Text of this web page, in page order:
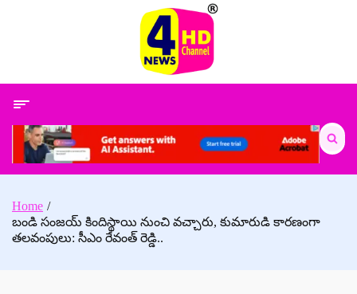
Search
for:
Home
బండి సంజయ్ కిందిస్థాయి నుంచి వచ్చారు, కుమారుడి కారణంగా
తలవంపులు: సీఎం రేవంత్ రెడ్డి..